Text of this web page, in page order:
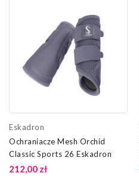
Eskadron
Ochraniacze Mesh Orchid
Classic Sports 26 Eskadron
212,00 zł